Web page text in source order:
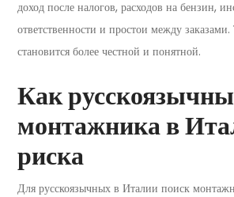
доход после налогов, расходов на бензин,
ответственности и простои между заказами.
становится более честной и понятной.
Как
монтажника в
риска
Для русскоязычных в Италии поиск